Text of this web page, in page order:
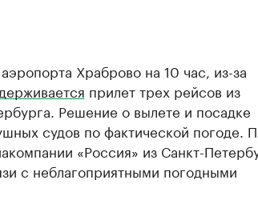
Храброво на 10 час, из-за
прилет трех рейсов из
Решение о вылете и посадке
судов по фактической погоде.
«Россия» из Санкт-
с неблагоприятными погодными